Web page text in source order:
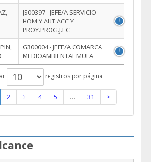
JS00397 - JEFE/A SERVICIO
HOM.Y AUT.ACC.Y
PROY.PROG.J.EC
G300004 - JEFE/A COMARCA
MEDIOAMBIENTAL MULA
registros por página
2 3 4 5 … 31 >